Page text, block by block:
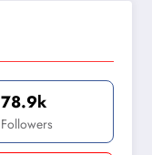
78.9k
Followers